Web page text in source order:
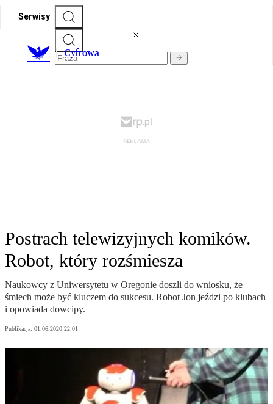
Serwisy
Cyfrowa
Postrach telewizyjnych komików.
Robot, który rozśmiesza
Naukowcy z Uniwersytetu w Oregonie doszli do wniosku, że
śmiech może być kluczem do sukcesu. Robot Jon jeździ po klubach
i opowiada dowcipy.
Publikacja: 01.06.2020 22:01